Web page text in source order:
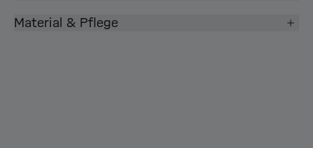
Material & Pflege